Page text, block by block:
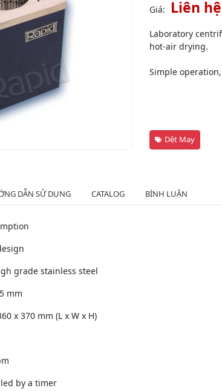
Giá: Liên hệ
Laboratory
hot-air drying.
Simple
Dệt May
DẪN SỬ DỤNG CATALOG BÌNH LUẬN
grade stainless steel
mm
x 370 mm (L x W x H)
by a timer